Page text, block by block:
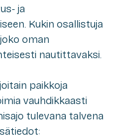
ja
Kukin osallistuja
oman
nautittavaksi.
paikkoja
vauhdikkaasti
tulevana talvena